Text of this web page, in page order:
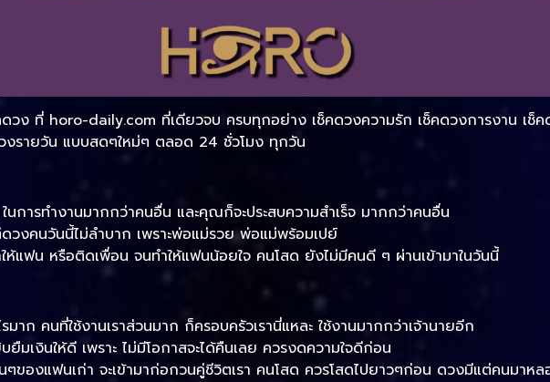
ดวง ที่ horo-daily.com ที่เดียวจบ ครบทุกอย่าง เช็คดวงความรัก เช็คดวงการงาน เช็
งรายวัน แบบสดๆใหม่ๆ ตลอด 24 ชั่วโมง ทุกวัน
การทำงานมากกว่าคนอื่น และคุณก็จะประสบความสำเร็จ มากกว่าคนอื่น
วงคนวันนี้ไม่ลำบาก เพราะพ่อแม่รวย พ่อแม่พร้อมเปย์
ให้แฟน หรือติดเพื่อน จนทำให้แฟนน้อยใจ คนโสด ยังไม่มีคนดี ๆ ผ่านเข้ามาในวันนี้
มาก คนที่ใช้งานเราส่วนมาก ก็ครอบครัวเรานี่แหละ ใช้งานมากกว่าเจ้านายอีก
มเงินให้ดี เพราะ ไม่มีโอกาสจะได้คืนเลย ควรงดความใจดีก่อน
ๆของแฟนเก่า จะเข้ามาก่อกวนคู่ชีวิตเรา คนโสด ควรโสดไปยาวๆก่อน ดวงมีแต่คนมาห